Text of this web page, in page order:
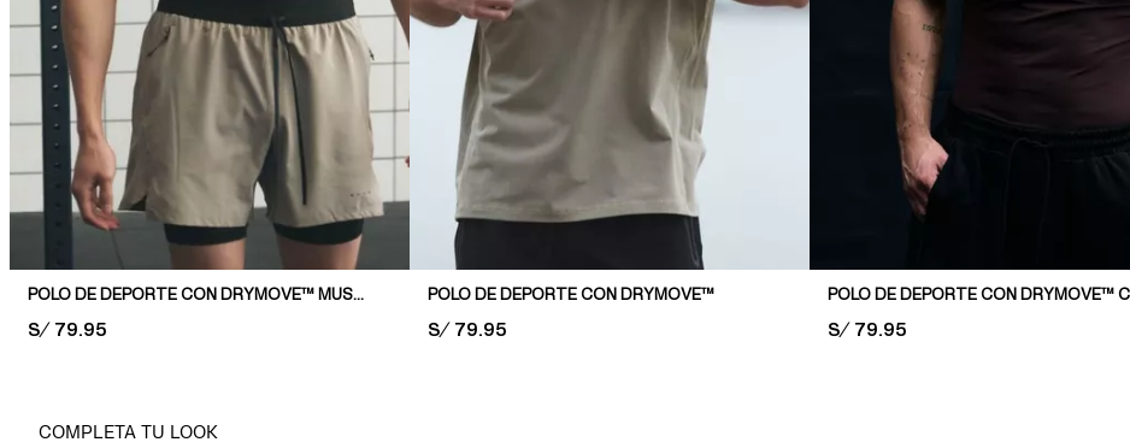
POLO DE DEPORTE CON DRYMOVE™ MUSCLE FIT
PRICE:
S/ 79.95
POLO DE DEPORTE CON DRYMOVE™
PRICE:
S/ 79.95 PRICE:
S/ 79.95
COMPLETA TU LOOK